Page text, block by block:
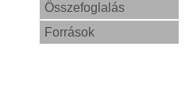
Összefoglalás
Források